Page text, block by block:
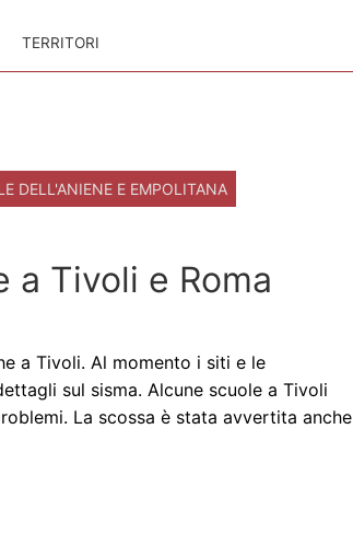
TERRITORI
DELL'ANIENE E EMPOLITANA
Tivoli e Roma
a Tivoli. Al momento i siti e le
sul sisma. Alcune scuole a Tivoli
La scossa è stata avvertita anche